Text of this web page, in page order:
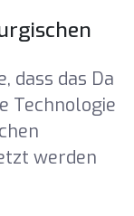
dass das Da
Technologie
werden